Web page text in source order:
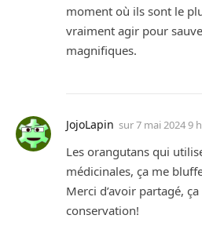
moment où ils sont le
vraiment agir pour
magnifiques.
JojoLapin sur7 mai 2024 9
Les orangutans qui
médicinales, ça me
Merci d’avoir partagé,
conservation!